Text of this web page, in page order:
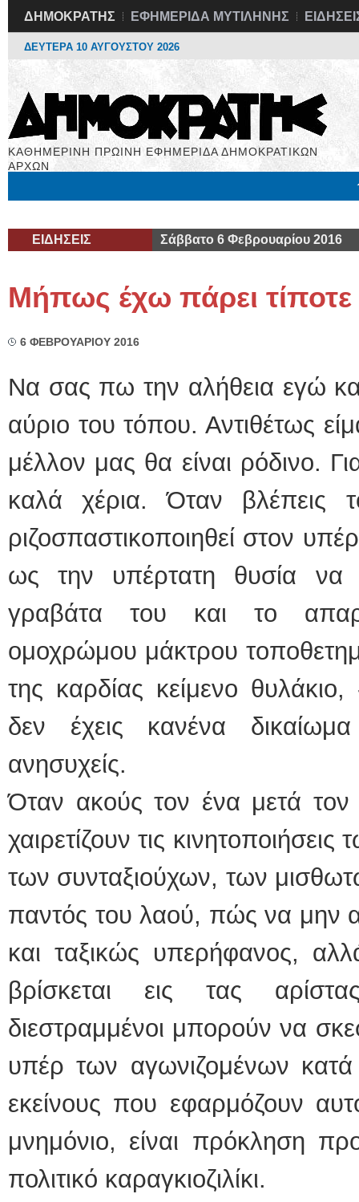
ΔΗΜΟΚΡΑΤΗΣ ΕΦΗΜΕΡΙΔΑ ΜΥΤΙΛΗΝΗΣ
ΔΕΥΤΕΡΑ 10 ΑΥΓΟΥΣΤΟΥ 2026
ΚΑΘΗΜΕΡΙΝΗ ΠΡΩΙΝΗ ΕΦΗΜΕΡΙΔΑ ΔΗΜΟΚΡΑΤΙΚΩΝ
ΑΡΧΩΝ
ΕΙΔΗΣΕΙΣ Σάββατο 6 Φεβρουαρίου 2016
Μήπως έχω πάρει
6 ΦΕΒΡΟΥΑΡΙΟΥ 2016
Να σας πω την αλήθεια εγώ
αύριο του τόπου. Αντιθέτως
μέλλον μας θα είναι ρόδινο.
καλά χέρια. Όταν βλέπεις
ριζοσπαστικοποιηθεί στον
ως την υπέρτατη θυσία να
γραβάτα του και το
ομοχρώμου μάκτρου
της καρδίας κείμενο θυλάκιο,
δεν έχεις κανένα
ανησυχείς.
Όταν ακούς τον ένα μετά
χαιρετίζουν τις
των συνταξιούχων, των
παντός του λαού, πώς να μην
και ταξικώς υπερήφανος,
βρίσκεται εις τας
διεστραμμένοι μπορούν να
υπέρ των αγωνιζομένων
εκείνους που εφαρμόζουν
μνημόνιο, είναι πρόκληση
πολιτικό καραγκιοζιλίκι.